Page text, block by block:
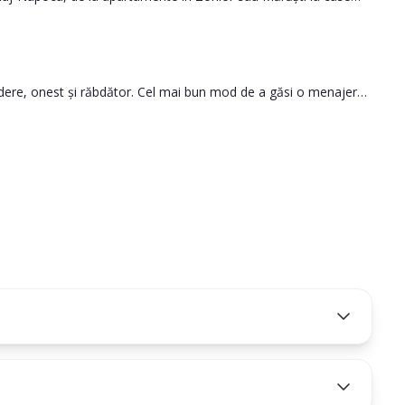
onest și răbdător. Cel mai bun mod de a găsi o menajeră
persoana pe care o angajezi este potrivită pentru nevoile